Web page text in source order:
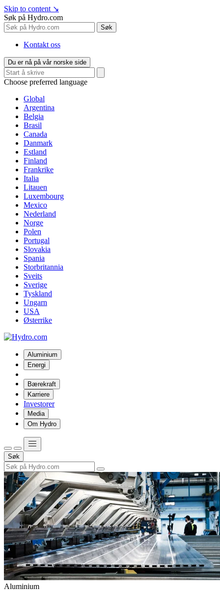
Skip to content ↘
Søk på Hydro.com
Søk
Kontakt oss
Du er nå på vår norske side
Choose preferred language
Global
Argentina
Belgia
Brasil
Canada
Danmark
Estland
Finland
Frankrike
Italia
Litauen
Luxembourg
Mexico
Nederland
Norge
Polen
Portugal
Slovakia
Spania
Storbritannia
Sveits
Sverige
Tyskland
Ungarn
USA
Østerrike
Aluminium
Energi
Bærekraft
Karriere
Investorer
Media
Om Hydro
Søk
Aluminium